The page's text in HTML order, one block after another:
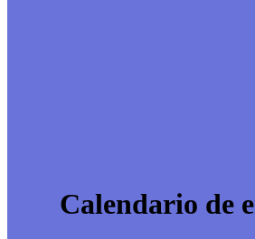
Calendario de